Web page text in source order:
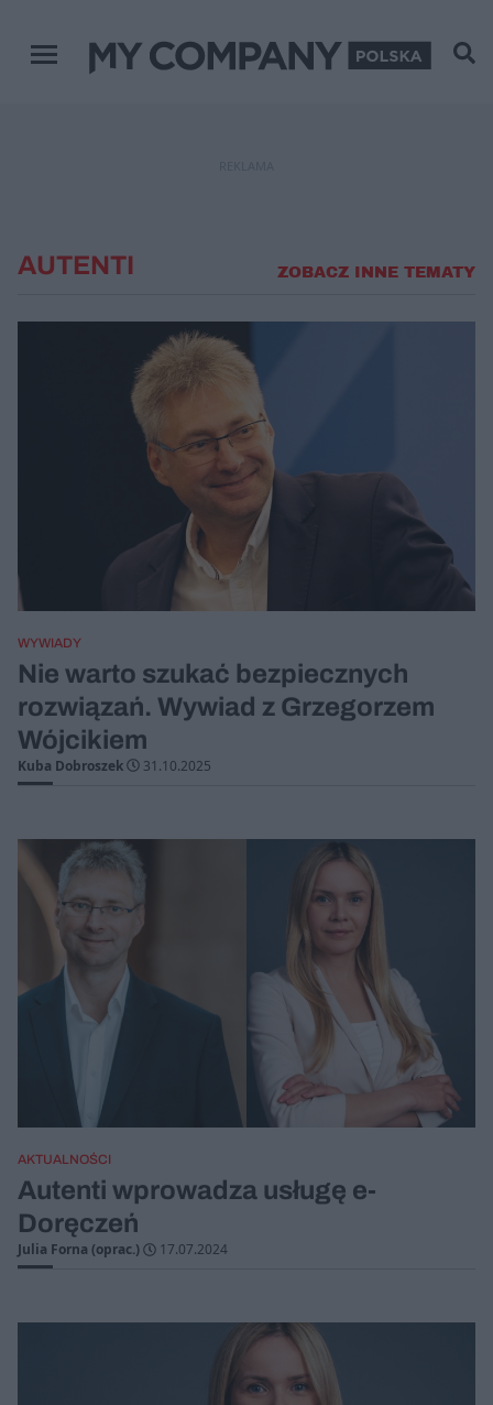
Menu główne
AUTENTI ZOBACZ INNE TEMATY
WYWIADY
Nie warto szukać bezpiecznych
rozwiązań. Wywiad z Grzegorzem
Wójcikiem
Kuba Dobroszek 31.10.2025
AKTUALNOŚCI
Autenti wprowadza usługę e-
Doręczeń
Julia Forna (oprac.) 17.07.2024